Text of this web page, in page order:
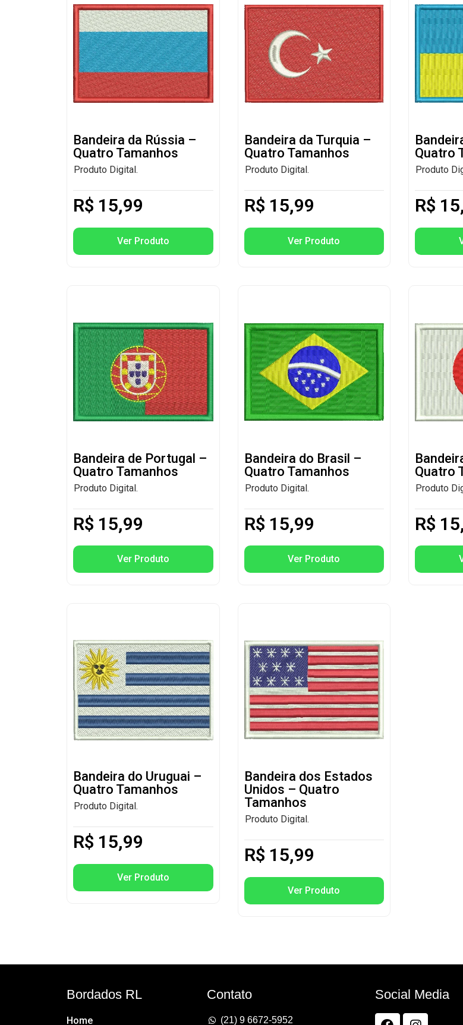
Bandeira da Rússia –
Quatro Tamanhos
Produto Digital.
R$ 15,99
Ver Produto
Bandeira da Turquia –
Quatro Tamanhos
Produto Digital.
R$ 15,99
Ver Produto
Quatro
Produto
R$
Bandeira de Portugal –
Quatro Tamanhos
Produto Digital.
R$ 15,99
Ver Produto
Bandeira do Brasil –
Quatro Tamanhos
Produto Digital.
R$ 15,99
Ver Produto
Quatro
Produto
R$
Bandeira do Uruguai –
Quatro Tamanhos
Produto Digital.
R$ 15,99
Ver Produto
Bandeira dos Estados
Unidos – Quatro
Tamanhos
Produto Digital.
R$ 15,99
Ver Produto
Bordados RL
Home
Contato
(21) 9 6672-5952
Social Media